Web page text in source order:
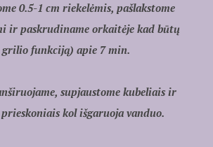
0.5-1 cm riekelėmis, pašlakstome
ir paskrudiname orkaitėje kad būtų
funkciją) apie 7 min.
supjaustome kubeliais ir
kol išgaruoja vanduo.